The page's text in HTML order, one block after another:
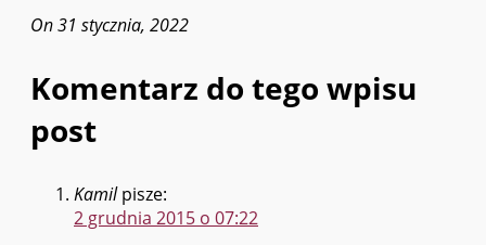
On 31 stycznia, 2022
Komentarz do tego wpisu
post
Kamil pisze:
2 grudnia 2015 o 07:22